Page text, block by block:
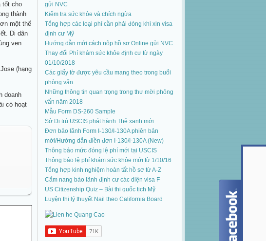
tốt cho
thành
một thế
Di dân
ven
(hạng
doanh
có hoạt
gửi NVC
Kiểm tra sức khỏe và chích ngừa
Tổng hợp các loại phí cần phải đóng khi xin visa
định cư Mỹ
Hướng dẫn mới cách nộp hồ sơ Online gửi NVC
Thay đổi Phí khám sức khỏe định cư từ ngày
01/10/2018
Các giấy tờ được yêu cầu mang theo trong buổi
phỏng vấn
Những thông tin quan trọng trong thư mời phỏng
vấn năm 2018
Mẫu Form DS-260 Sample
Sở Di trú USCIS phát hành Thẻ xanh mới
Đơn bảo lãnh Form I-130/I-130A phiên bản
mới/Hướng dẫn điền đơn I-130/I-130A (New)
Thông báo mức đóng lệ phí mới tại USCIS
Thông báo lệ phí khám sức khỏe mới từ 1/10/16
Tổng hợp kinh nghiệm hoàn tất hồ sơ từ A-Z
Cẩm nang bảo lãnh định cư các diện visa F
US Citizenship Quiz – Bài thi quốc tịch Mỹ
Luyện thi lý thuyết Nail theo California Board